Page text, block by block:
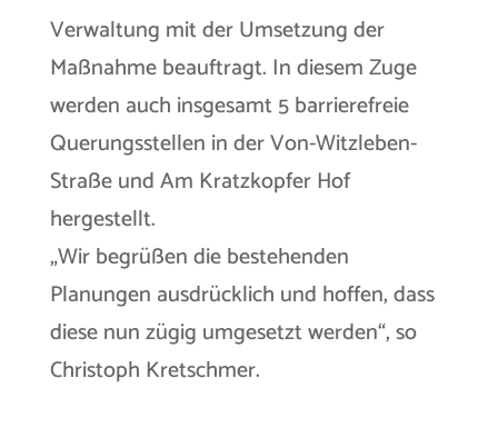
Verwaltung mit der Umsetzung der
Maßnahme beauftragt. In diesem Zuge
werden auch insgesamt 5 barrierefreie
Querungsstellen in der Von-Witzleben-
Straße und Am Kratzkopfer Hof
hergestellt.
„Wir begrüßen die bestehenden
Planungen ausdrücklich und hoffen, dass
diese nun zügig umgesetzt werden“, so
Christoph Kretschmer.